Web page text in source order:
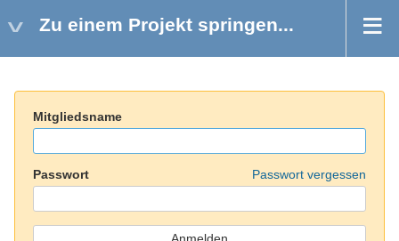
Zu einem Projekt springen...
Mitgliedsname
Passwort Passwort vergessen